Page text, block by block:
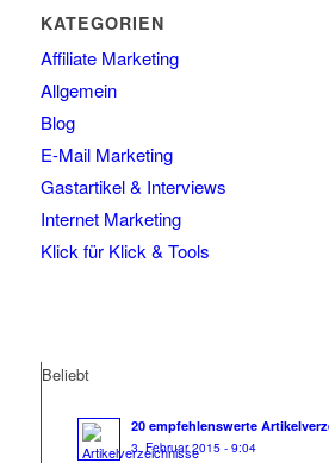
KATEGORIEN
Affiliate Marketing
Allgemein
Blog
E-Mail Marketing
Gastartikel & Interviews
Internet Marketing
Klick für Klick & Tools
Beliebt
20 empfehlenswerte
3. Februar 2015 - 9:04